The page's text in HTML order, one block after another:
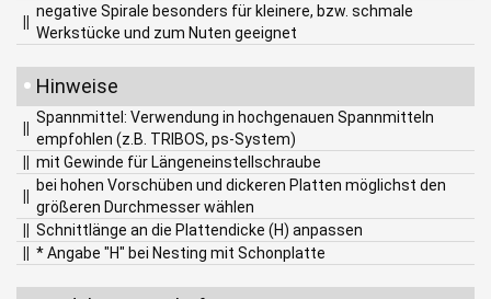
negative Spirale besonders für kleinere, bzw. schmale
Werkstücke und zum Nuten geeignet
• Hinweise
Spannmittel: Verwendung in hochgenauen Spannmitteln
empfohlen (z.B. TRIBOS, ps-System)
mit Gewinde für Längeneinstellschraube
bei hohen Vorschüben und dickeren Platten möglichst den
größeren Durchmesser wählen
Schnittlänge an die Plattendicke (H) anpassen
* Angabe "H" bei Nesting mit Schonplatte